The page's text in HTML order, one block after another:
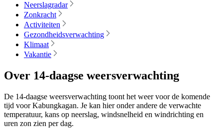
Neerslagradar
Zonkracht
Activiteiten
Gezondheidsverwachting
Klimaat
Vakantie
Over 14-daagse weersverwachting
De 14-daagse weersverwachting toont het weer voor de komende
tijd voor Kabungkagan. Je kan hier onder andere de verwachte
temperatuur, kans op neerslag, windsnelheid en windrichting en
uren zon zien per dag.